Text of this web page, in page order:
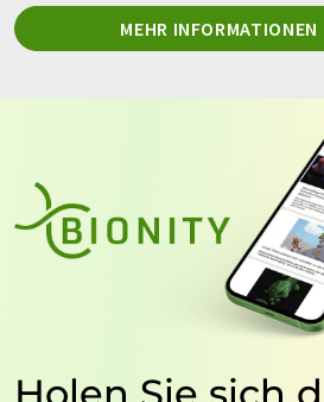
MEHR INFORMATIONEN